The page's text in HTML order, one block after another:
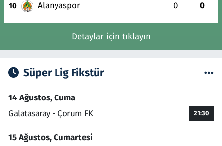
10 Alanyaspor 0 0
Detaylar için tıklayın
Süper Lig Fikstür
14 Ağustos, Cuma
Galatasaray - Çorum FK
21:30
15 Ağustos, Cumartesi